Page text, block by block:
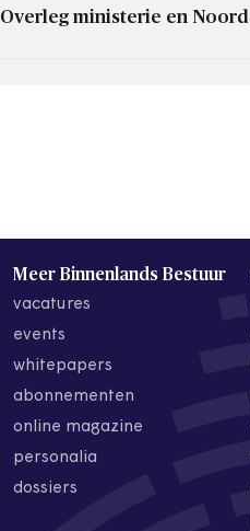
Overleg ministerie en
Meer Binnenlands Bestuur
vacatures
events
whitepapers
abonnementen
online magazine
personalia
dossiers